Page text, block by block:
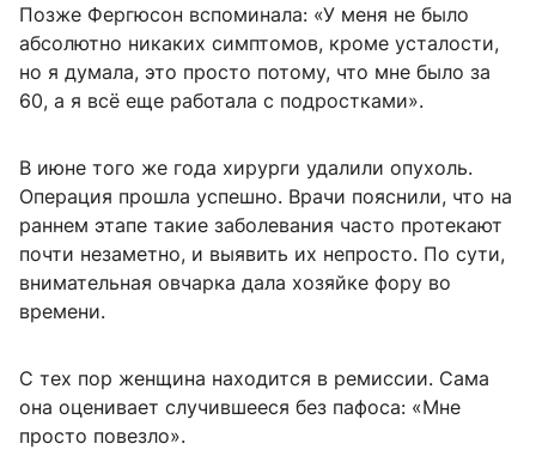
Позже Фергюсон вспоминала: «У меня не было
абсолютно никаких симптомов, кроме усталости,
но я думала, это просто потому, что мне было за
60, а я всё еще работала с подростками».
В июне того же года хирурги удалили опухоль.
Операция прошла успешно. Врачи пояснили, что на
раннем этапе такие заболевания часто протекают
почти незаметно, и выявить их непросто. По сути,
внимательная овчарка дала хозяйке фору во
времени.
С тех пор женщина находится в ремиссии. Сама
она оценивает случившееся без пафоса: «Мне
просто повезло».